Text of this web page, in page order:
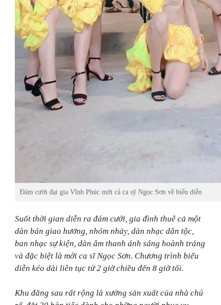
Đám cưới đại gia Vĩnh Phúc mời cả ca sỹ Ngọc Sơn về biểu diễn
Suốt thời gian diễn ra đám cưới, gia đình thuê cả một
dàn bán giao hưởng, nhóm nhảy, dàn nhạc dân tộc,
ban nhạc sự kiện, dàn âm thanh ánh sáng hoành tráng
và đặc biệt là mời ca sĩ Ngọc Sơn. Chương trình biểu
diễn kéo dài liên tục từ 2 giờ chiều đến 8 giờ tối.
Khu đằng sau rất rộng là xưởng sản xuất của nhà chú